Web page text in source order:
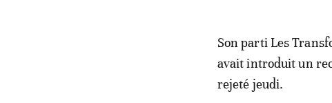
Son parti Les
avait introduit un
rejeté jeudi.